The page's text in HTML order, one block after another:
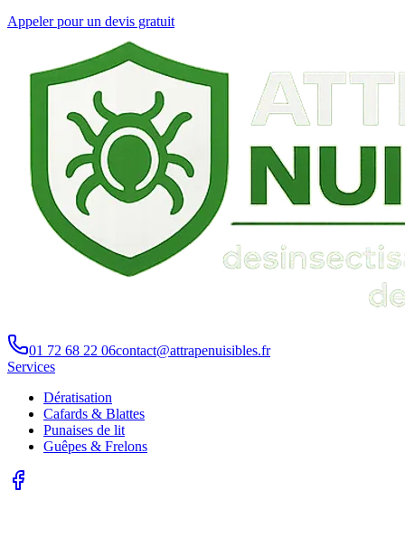
Appeler pour un devis gratuit
01 72 68 22 06contact@attrapenuisibles.fr
Services
Dératisation
Cafards & Blattes
Punaises de lit
Guêpes & Frelons